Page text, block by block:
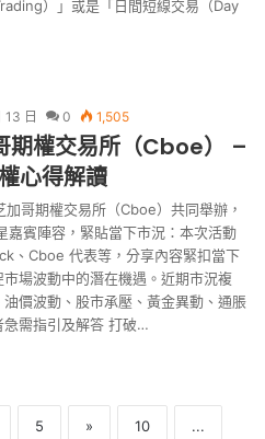
）」或是「日間短線交易（Day
13 日 0 1,505
期權交易所（Cboe） –
心得解讀
哥期權交易所（Cboe）共同舉辦，
嘉賓陣容，緊貼當下市況：本次活動
、Cboe 代表等，分享內容緊扣當下
場波動中的潛在機遇。近期市況複
價波動、股市承壓、黃金異動、通脹
急需指引及解答 打破…
5 » 10 ...